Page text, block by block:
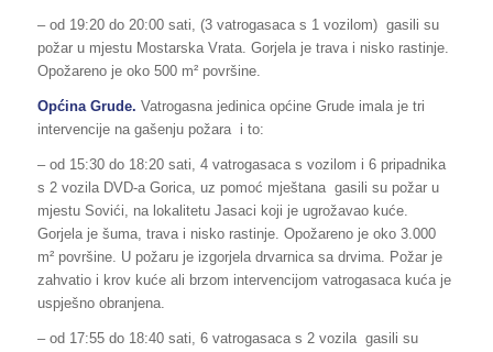
– od 19:20 do 20:00 sati, (3 vatrogasaca s 1 vozilom) gasili su
požar u mjestu Mostarska Vrata. Gorjela je trava i nisko rastinje.
Opožareno je oko 500 m² površine.
Općina Grude. Vatrogasna jedinica općine Grude imala je tri
intervencije na gašenju požara i to:
– od 15:30 do 18:20 sati, 4 vatrogasaca s vozilom i 6 pripadnika
s 2 vozila DVD-a Gorica, uz pomoć mještana gasili su požar u
mjestu Sovići, na lokalitetu Jasaci koji je ugrožavao kuće.
Gorjela je šuma, trava i nisko rastinje. Opožareno je oko 3.000
m² površine. U požaru je izgorjela drvarnica sa drvima. Požar je
zahvatio i krov kuće ali brzom intervencijom vatrogasaca kuća je
uspješno obranjena.
– od 17:55 do 18:40 sati, 6 vatrogasaca s 2 vozila gasili su